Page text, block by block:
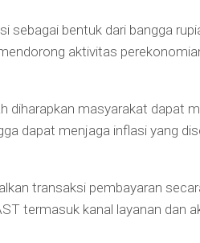
sebagai bentuk dari bangga
aktivitas
diharapkan masyarakat dapat
dapat menjaga inflasi yang
transaksi pembayaran
termasuk kanal layanan dan